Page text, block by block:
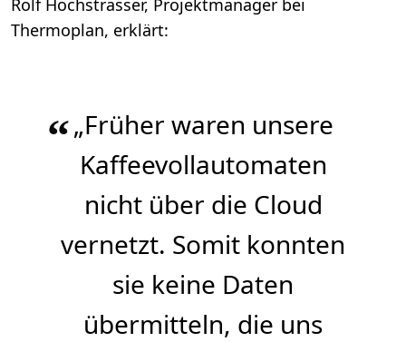
Thermoplan, erklärt:
“„Früher waren unsere
Kaffeevollautomaten
nicht über die Cloud
vernetzt. Somit konnten
sie keine Daten
übermitteln, die uns